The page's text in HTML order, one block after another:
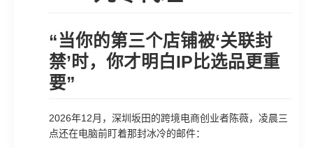
“当你的第三个店铺被‘关联封
禁’时，你才明白IP比选品更重
要”
2026年12月，深圳坂田的跨境电商创业者陈薇，凌晨三
点还在电脑前盯着那封冰冷的邮件：